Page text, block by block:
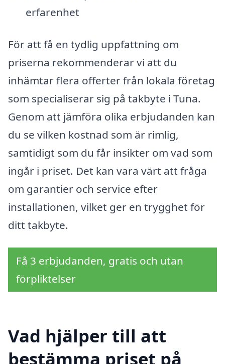
erfarenhet
För att få en tydlig uppfattning om
priserna rekommenderar vi att du
inhämtar flera offerter från lokala företag
som specialiserar sig på takbyte i Tuna.
Genom att jämföra olika erbjudanden kan
du se vilken kostnad som är rimlig,
samtidigt som du får insikter om vad som
ingår i priset. Det kan vara värt att fråga
om garantier och service efter
installationen, vilket ger en trygghet för
ditt takbyte.
Få 3 erbjudanden, gratis och utan
förpliktelser
Vad hjälper till att
bestämma priset på